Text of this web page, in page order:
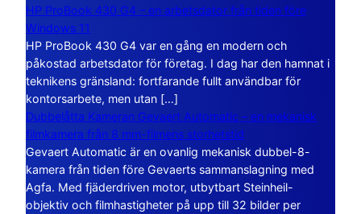
HP ProBook 430 G4 – en arbetsdator från tiden före
Windows 11
HP ProBook 430 G4 var en gång en modern och
påkostad arbetsdator för företag. I dag har den hamnat i
teknikens gränsland: fortfarande fullt användbar för
kontorsarbete, men utan […]
Dubbelåtta Kameran Gevaert Automatic – en mekanisk
filmkamera från 8 mm-filmens storhetstid
Gevaert Automatic är en ovanlig mekanisk dubbel-8-
kamera från tiden före Gevaerts sammanslagning med
Agfa. Med fjäderdriven motor, utbytbart Steinheil-
objektiv och filmhastigheter på upp till 32 bilder per